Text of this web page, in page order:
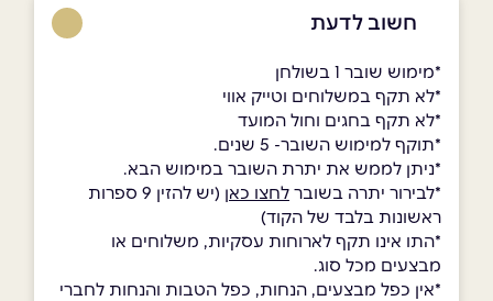
חשוב לדעת
*מימוש שובר 1 בשולחן
*לא תקף במשלוחים וטייק אווי
*לא תקף בחגים וחול המועד
*תוקף למימוש השובר- 5 שנים.
*ניתן לממש את יתרת השובר במימוש הבא.
*לבירור יתרה בשובר לחצו כאן
(יש להזין 9 ספרות
ראשונות בלבד של הקוד)
*התו אינו תקף לארוחות עסקיות, משלוחים או
מבצעים מכל סוג.
*אין כפל מבצעים, הנחות, כפל הטבות והנחות לחברי